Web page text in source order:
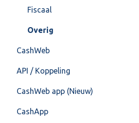
Postbus
Training & Consultancy
Overig
Fiscaal
Overig
CashWeb
CashHero Layout
Mailen vanuit CASHWeb
Algemeen gebruik
API / Koppeling
Algemeen
Api 3.0 (SOAP API)
CashWeb app (Nieuw)
Veel gestelde vragen
CashApp